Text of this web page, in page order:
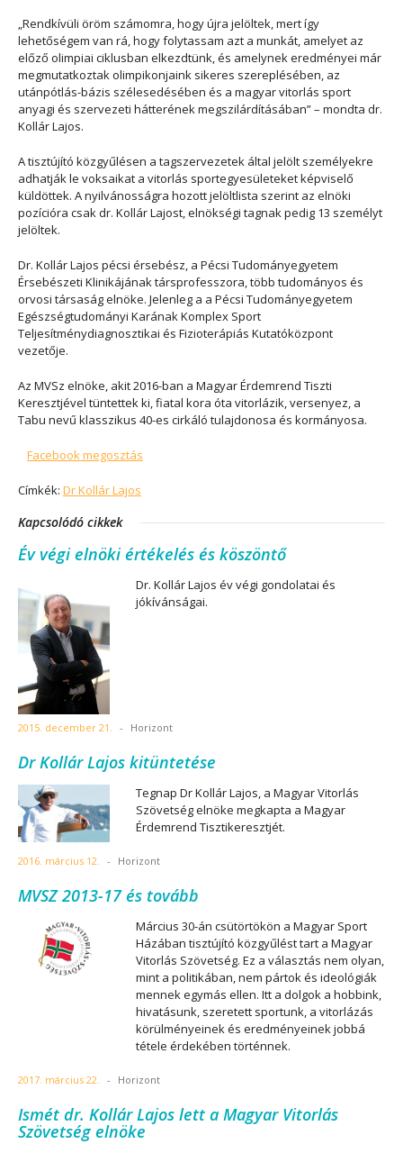
„Rendkívüli öröm számomra, hogy újra jelöltek, mert így
lehetőségem van rá, hogy folytassam azt a munkát, amelyet az
előző olimpiai ciklusban elkezdtünk, és amelynek eredményei már
megmutatkoztak olimpikonjaink sikeres szereplésében, az
utánpótlás-bázis szélesedésében és a magyar vitorlás sport
anyagi és szervezeti hátterének megszilárdításában” – mondta dr.
Kollár Lajos.
A tisztújító közgyűlésen a tagszervezetek által jelölt személyekre
adhatják le voksaikat a vitorlás sportegyesületeket képviselő
küldöttek. A nyilvánosságra hozott jelöltlista szerint az elnöki
pozícióra csak dr. Kollár Lajost, elnökségi tagnak pedig 13 személyt
jelöltek.
Dr. Kollár Lajos pécsi érsebész, a Pécsi Tudományegyetem
Érsebészeti Klinikájának társprofesszora, több tudományos és
orvosi társaság elnöke. Jelenleg a a Pécsi Tudományegyetem
Egészségtudományi Karának Komplex Sport
Teljesítménydiagnosztikai és Fizioterápiás Kutatóközpont
vezetője.
Az MVSz elnöke, akit 2016-ban a Magyar Érdemrend Tiszti
Keresztjével tüntettek ki, fiatal kora óta vitorlázik, versenyez, a
Tabu nevű klasszikus 40-es cirkáló tulajdonosa és kormányosa.
Facebook megosztás
Címkék: Dr Kollár Lajos
Kapcsolódó cikkek
Év végi elnöki értékelés és köszöntő
Dr. Kollár Lajos év végi gondolatai és
jókívánságai.
2015. december 21. - Horizont
Dr Kollár Lajos kitüntetése
Tegnap Dr Kollár Lajos, a Magyar Vitorlás
Szövetség elnöke megkapta a Magyar
Érdemrend Tisztikeresztjét.
2016. március 12. - Horizont
MVSZ 2013-17 és tovább
Március 30-án csütörtökön a Magyar Sport
Házában tisztújító közgyűlést tart a Magyar
Vitorlás Szövetség. Ez a választás nem olyan,
mint a politikában, nem pártok és ideológiák
mennek egymás ellen. Itt a dolgok a hobbink,
hivatásunk, szeretett sportunk, a vitorlázás
körülményeinek és eredményeinek jobbá
tétele érdekében történnek.
2017. március 22. - Horizont
Ismét dr. Kollár Lajos lett a Magyar Vitorlás
Szövetség elnöke